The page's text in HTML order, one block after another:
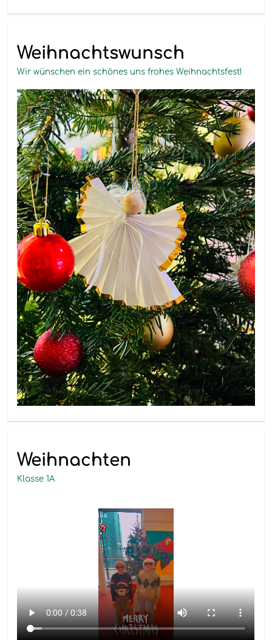
Weihnachtswunsch
Wir wünschen ein schönes uns frohes Weihnachtsfest!
Weihnachten
Klasse 1A